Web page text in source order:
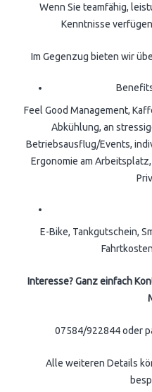
Wenn Sie teamfähig,
Kenntnisse
Im Gegenzug bieten wir
Feel Good Management,
Abkühlung, an
Betriebsausflug/Events,
Ergonomie am
E-Bike, Tankgutschein,
Interesse? Ganz einfach
07584/922844 oder
Alle weiteren Details